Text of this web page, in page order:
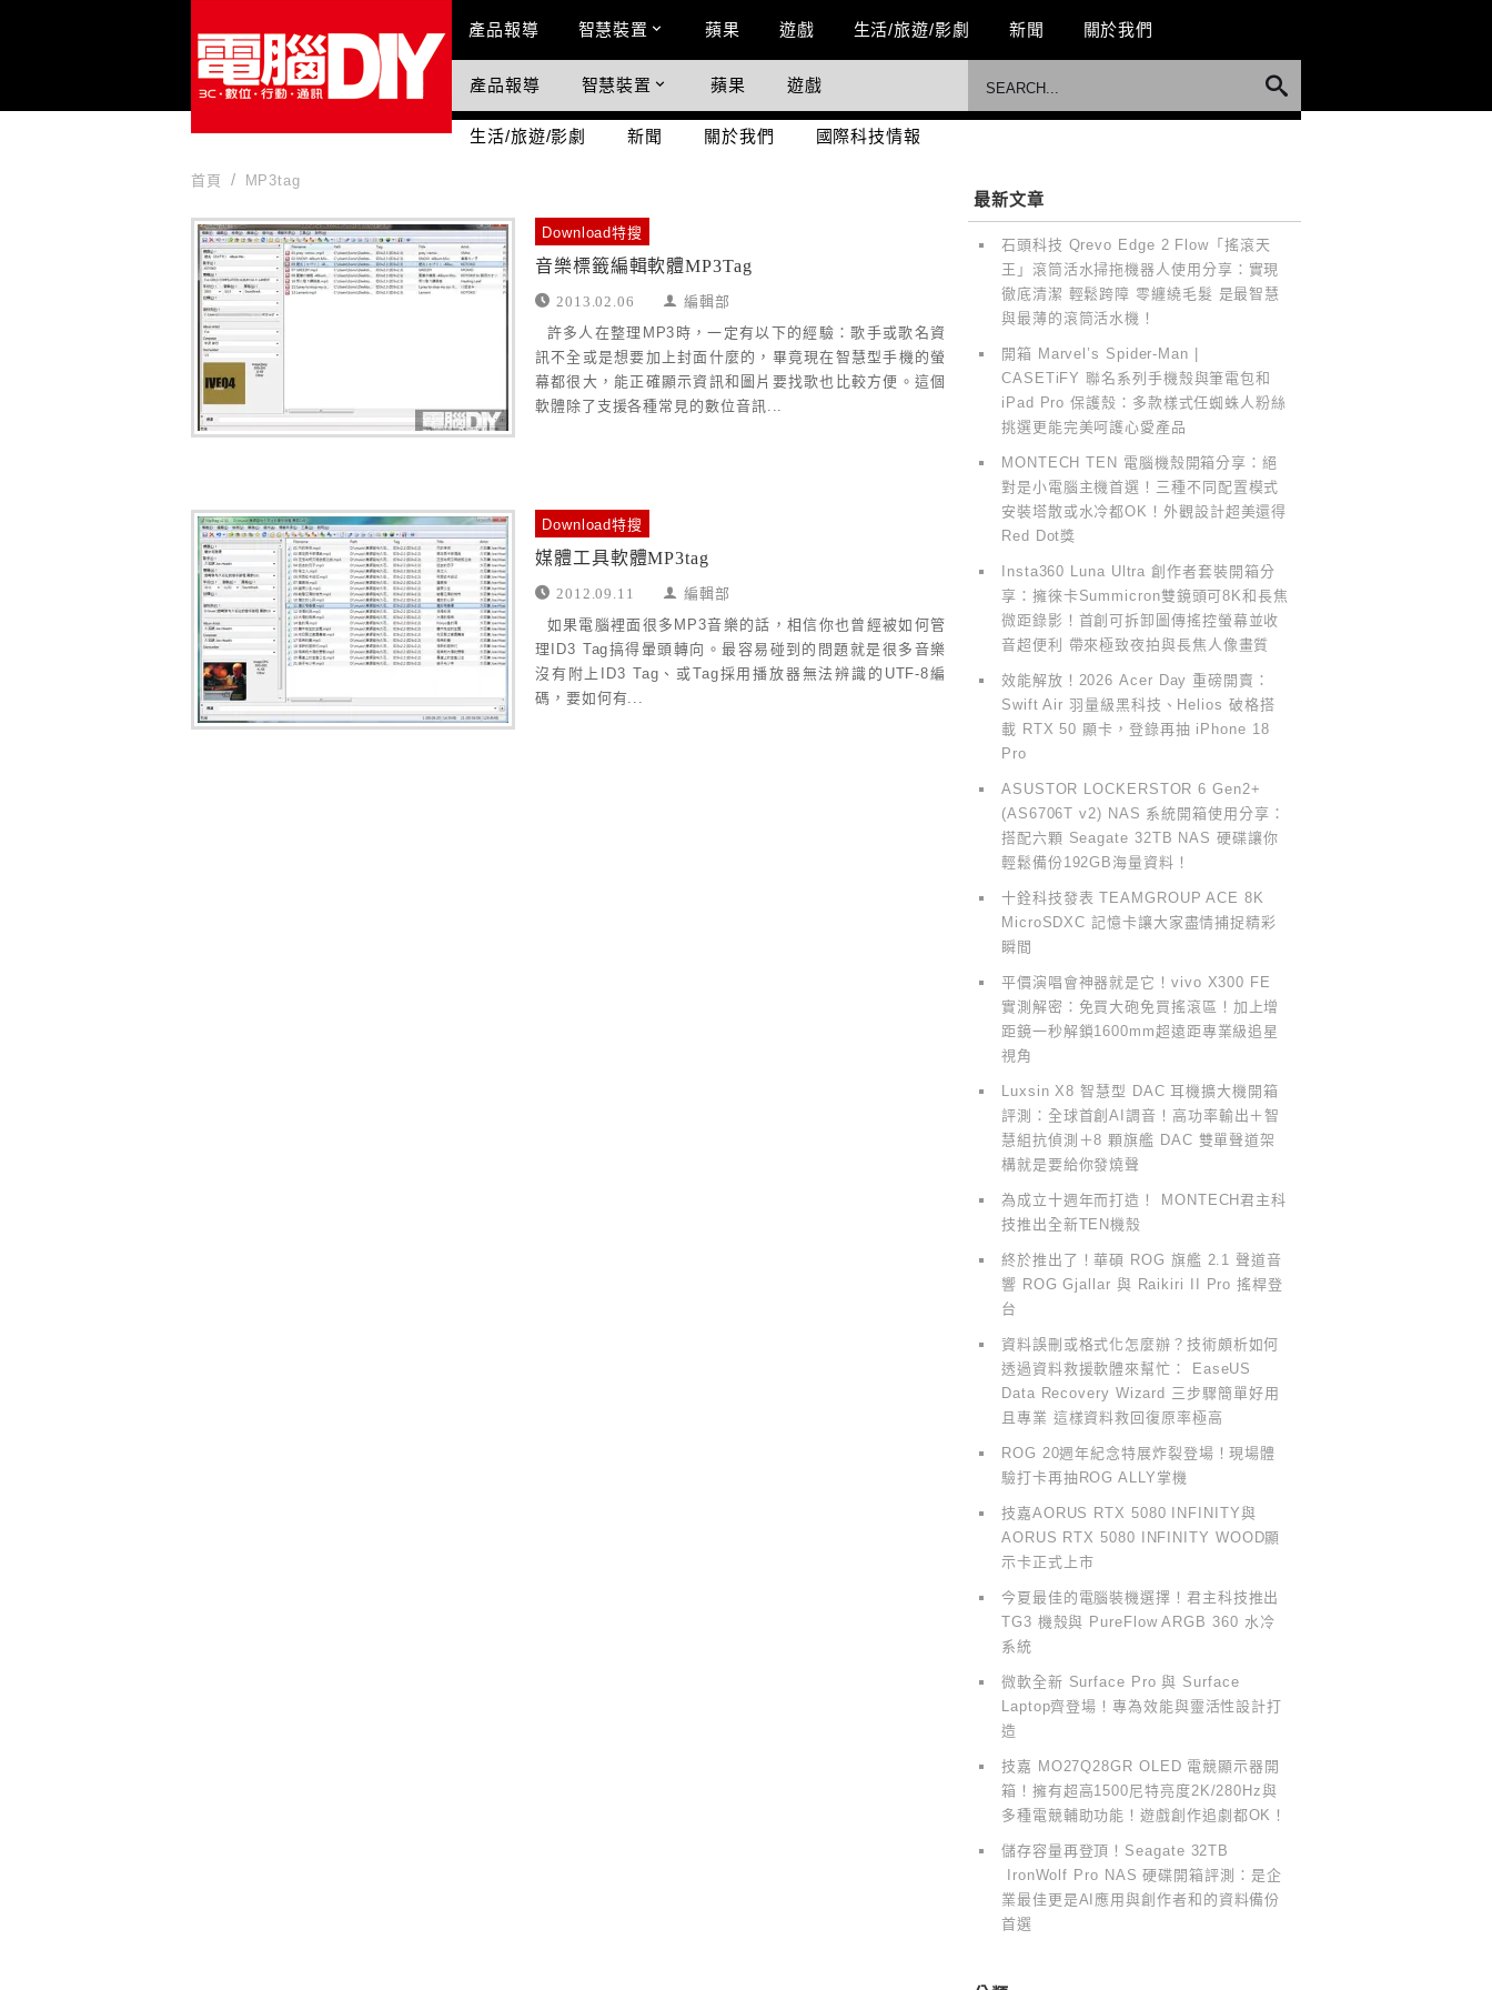
Main Menu
產品報導 智慧裝置 蘋果 遊戲 生活/旅遊/影劇 新聞 關於我們
國際科技情報
產品報導 智慧裝置 蘋果 遊戲
生活/旅遊/影劇 新聞 關於我們 國際科技情報
首頁 MP3tag
MP3tag Download特搜
音樂標籤編輯軟體MP3Tag
2013.02.06 編輯部
許多人在整理MP3時，一定有以下的經驗：歌手或歌名資
訊不全或是想要加上封面什麼的，畢竟現在智慧型手機的螢
幕都很大，能正確顯示資訊和圖片要找歌也比較方便。這個
軟體除了支援各種常見的數位音訊...
Download特搜
媒體工具軟體MP3tag
2012.09.11 編輯部
如果電腦裡面很多MP3音樂的話，相信你也曾經被如何管
理ID3 Tag搞得暈頭轉向。最容易碰到的問題就是很多音樂
沒有附上ID3 Tag、或Tag採用播放器無法辨識的UTF-8編
碼，要如何有...
最新文章
石頭科技 Qrevo Edge 2 Flow「搖滾天
王」滾筒活水掃拖機器人使用分享：實現
徹底清潔 輕鬆跨障 零纏繞毛髮 是最智慧
與最薄的滾筒活水機！
開箱 Marvel’s Spider-Man |
CASETiFY 聯名系列手機殼與筆電包和
iPad Pro 保護殼：多款樣式任蜘蛛人粉絲
挑選更能完美呵護心愛產品
MONTECH TEN 電腦機殼開箱分享：絕
對是小電腦主機首選！三種不同配置模式
安裝塔散或水冷都OK！外觀設計超美還得
Red Dot獎
Insta360 Luna Ultra 創作者套裝開箱分
享：擁徠卡Summicron雙鏡頭可8K和長焦
微距錄影！首創可拆卸圖傳搖控螢幕並收
音超便利 帶來極致夜拍與長焦人像畫質
效能解放！2026 Acer Day 重磅開賣：
Swift Air 羽量級黑科技、Helios 破格搭
載 RTX 50 顯卡，登錄再抽 iPhone 18
Pro
ASUSTOR LOCKERSTOR 6 Gen2+
(AS6706T v2) NAS 系統開箱使用分享：
搭配六顆 Seagate 32TB NAS 硬碟讓你
輕鬆備份192GB海量資料！
十銓科技發表 TEAMGROUP ACE 8K
MicroSDXC 記憶卡讓大家盡情捕捉精彩
瞬間
平價演唱會神器就是它！vivo X300 FE
實測解密：免買大砲免買搖滾區！加上增
距鏡一秒解鎖1600mm超遠距專業級追星
視角
Luxsin X8 智慧型 DAC 耳機擴大機開箱
評測：全球首創AI調音！高功率輸出＋智
慧組抗偵測＋8 顆旗艦 DAC 雙單聲道架
構就是要給你發燒聲
為成立十週年而打造！ MONTECH君主科
技推出全新TEN機殼
終於推出了！華碩 ROG 旗艦 2.1 聲道音
響 ROG Gjallar 與 Raikiri II Pro 搖桿登
台
資料誤刪或格式化怎麼辦？技術頗析如何
透過資料救援軟體來幫忙： EaseUS
Data Recovery Wizard 三步驟簡單好用
且專業 這樣資料救回復原率極高
ROG 20週年紀念特展炸裂登場！現場體
驗打卡再抽ROG ALLY掌機
技嘉AORUS RTX 5080 INFINITY與
AORUS RTX 5080 INFINITY WOOD顯
示卡正式上市
今夏最佳的電腦裝機選擇！君主科技推出
TG3 機殼與 PureFlow ARGB 360 水冷
系統
微軟全新 Surface Pro 與 Surface
Laptop齊登場！專為效能與靈活性設計打
造
技嘉 MO27Q28GR OLED 電競顯示器開
箱！擁有超高1500尼特亮度2K/280Hz與
多種電競輔助功能！遊戲創作追劇都OK！
儲存容量再登頂！Seagate 32TB
IronWolf Pro NAS 硬碟開箱評測：是企
業最佳更是AI應用與創作者和的資料備份
首選